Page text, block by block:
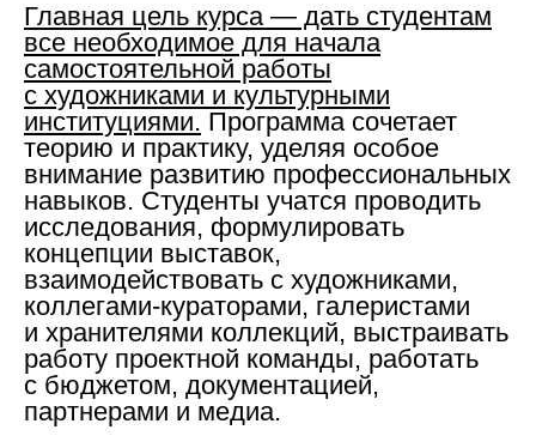
Главная цель курса — дать студентам
все необходимое для начала
самостоятельной работы
с художниками и культурными
институциями. Программа сочетает
теорию и практику, уделяя особое
внимание развитию профессиональных
навыков. Студенты учатся проводить
исследования, формулировать
концепции выставок,
взаимодействовать с художниками,
коллегами-кураторами, галеристами
и хранителями коллекций, выстраивать
работу проектной команды, работать
с бюджетом, документацией,
партнерами и медиа.